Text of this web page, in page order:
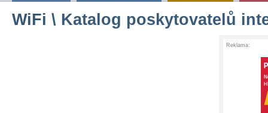
WiFi \ Katalog poskytovatelů
Reklama: